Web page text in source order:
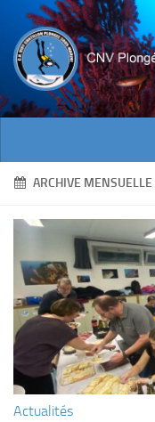
ACTUALITES
INFOS CNV
Bienvenue
Contacts
Documents utiles
Encadrement
Historique
ARCHIVE MENSUELLE
Actualités